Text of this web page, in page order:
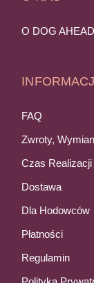
O DOG AHEAD
FAQ
Zwroty,
Czas Realizacji
Dostawa
Dla Hodowców
Płatności
Regulamin